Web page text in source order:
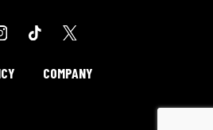
COMPANY